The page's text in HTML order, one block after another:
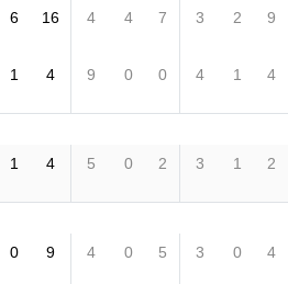
6 16 4 4 7 3 2 9
1 4 9 0 0 4 1 4
1 4 5 0 2 3 1 2
0 9 4 0 5 3 0 4